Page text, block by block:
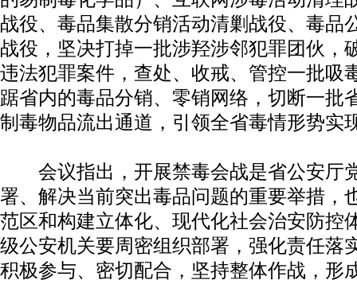
战役、毒品集散分销活动清剿战役、毒品
战役，坚决打掉一批涉羟涉邻犯罪团伙，
违法犯罪案件，查处、收戒、管控一批吸
踞省内的毒品分销、零销网络，切断一批
制毒物品流出通道，引领全省毒情形势实
会议指出，开展禁毒会战是省公安厅
署、解决当前突出毒品问题的重要举措，
范区和构建立体化、现代化社会治安防控
级公安机关要周密组织部署，强化责任落
积极参与、密切配合，坚持整体作战，形